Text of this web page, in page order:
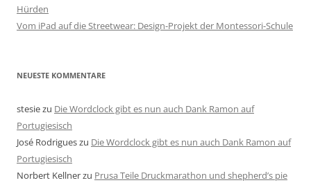
Hürden
Vom iPad auf die Streetwear: Design-Projekt der Montessori-Schule
NEUESTE KOMMENTARE
stesiezu Die Wordclock gibt es nun auch Dank Ramon auf
Portugiesisch
José Rodrigueszu Die Wordclock gibt es nun auch Dank Ramon auf
Portugiesisch
Norbert Kellnerzu Prusa Teile Druckmarathon und shepherd’s pie